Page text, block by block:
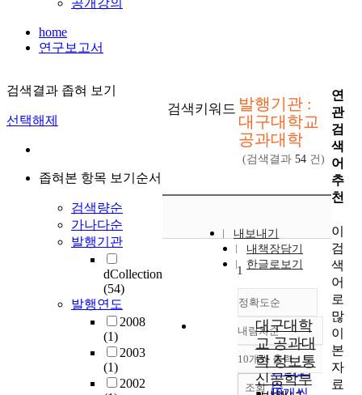
공개강의
home
연구보고서
검색결과 좁혀 보기
선택해제
좁혀본 항목 보기순서
검색량순
가나다순
발행기관
dCollection
(54)
발행연도
2008
(1)
2003
(1)
2002
검색키워드 발행기관 :
대구대학교
공과대학
(검색결과 54 건)
내보내기
내책장담기
한글로보기
정확도순
정확도
순
인기도
순
내림차순
내림차순
10개씩 출력
조회
1
대구대학
교 공과대
학 정보통
신공학부
연
관
검
색
어
추
천
이
검
색
어
로
많
이
본
자
료